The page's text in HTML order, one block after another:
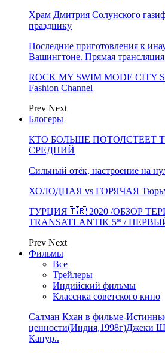
Храм Дмитрия Солунского
празднику
Последние приготовления к
Вашингтоне. Прямая трансляция
ROCK MY SWIM MODE CITY
Fashion Channel
Prev Next
Блогеры
КТО БОЛЬШЕ ПОТОЛСТЕЕТ
СРЕДНИЙ
Сильный отёк, настроение на
ХОЛОДНАЯ vs ГОРЯЧАЯ
ТУРЦИЯ🇹🇷 2020 /ОБЗОР
TRANSATLANTIK 5* /
Prev Next
Фильмы
Все
Трейлеры
Индийский фильмы
Классика советского кино
Салман Кхан в фильме-
ценности(Индия,1998г)Джеки
Капур..